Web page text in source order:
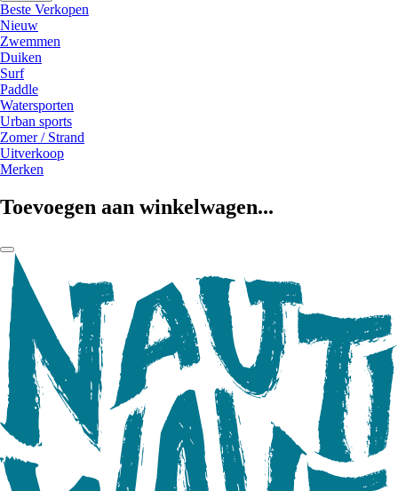
Beste Verkopen
Nieuw
Zwemmen
Duiken
Surf
Paddle
Watersporten
Urban sports
Zomer / Strand
Uitverkoop
Merken
Toevoegen aan winkelwagen...